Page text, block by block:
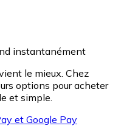
instantanément
le mieux. Chez
options pour acheter
et simple.
et Google Pay